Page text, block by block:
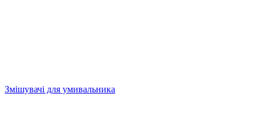
Змішувачі для умивальника